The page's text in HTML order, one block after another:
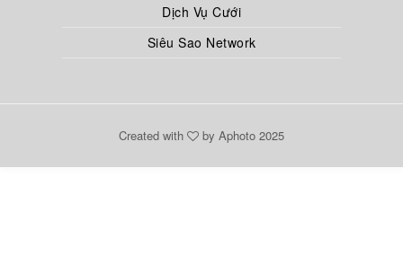
Dịch Vụ Cưới
Siêu Sao Network
Created with by Aphoto 2025